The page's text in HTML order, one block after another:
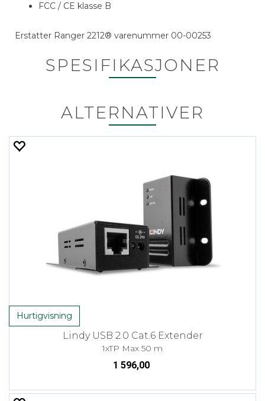
FCC / CE klasse B
Erstatter Ranger 2212® varenummer 00-00253
SPESIFIKASJONER
ALTERNATIVER
Hurtigvisning
Lindy USB 2.0 Cat.6 Extender
1xTP Max 50 m
1 596,00